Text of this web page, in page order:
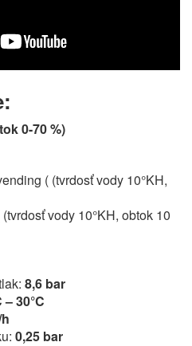
0-70 %)
( (tvrdosť vody 10°KH,
vody 10°KH, obtok 10
8,6 bar
– 30°C
0,25 bar